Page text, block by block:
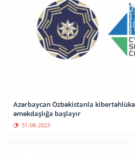
Azərbaycan Özbəkistanla
əməkdaşlığa başlayır
31-08-2023